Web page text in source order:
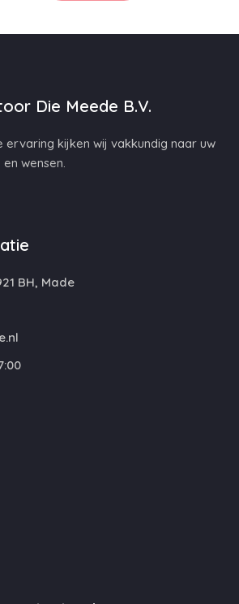
Die Meede B.V.
ervaring kijken wij vakkundig naar uw
wensen.
BH, Made